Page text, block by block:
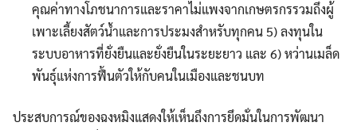
คุณค่าทางโภชนาการและราคาไม่แพงจากเกษตรกรรวมถึงผู้
เพาะเลี้ยงสัตว์น้ำและการประมงสำหรับทุกคน 5) ลงทุนใน
ระบบอาหารที่ยั่งยืนและยั่งยืนในระยะยาว และ 6) หว่านเมล็ด
พันธุ์แห่งการฟื้นตัวให้กับคนในเมืองและชนบท
ประสบการณ์ของฉงหมิงแสดงให้เห็นถึงการยึดมั่นในการพัฒนา